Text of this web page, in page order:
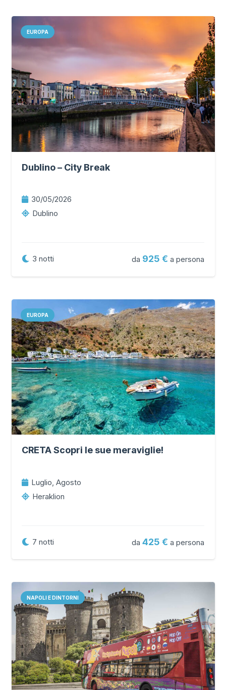
EUROPA
Dublino – City Break
30/05/2026
Dublino
3 notti da 925 a persona
EUROPA
CRETA Scopri le sue meraviglie!
Luglio, Agosto
Heraklion
7 notti da425 a persona
NAPOLI E DINTORNI